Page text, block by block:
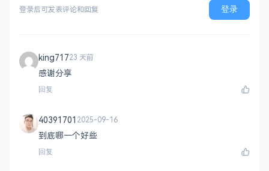
登录后可发表评论和回复 登录
king71723 天前
感谢分享
回复
40391701 2025-09-16
到底哪一个好些
回复